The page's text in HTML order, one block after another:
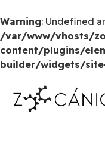
Warning: Undefined
/var/www/vhosts/
content/plugins/
builder/widgets/